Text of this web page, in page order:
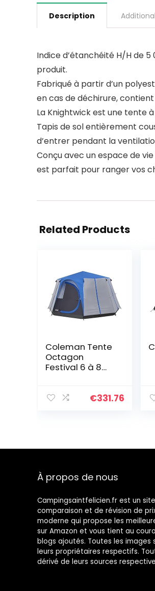
Description
Indice d’étanchéité H/H de
produit.
Fabriqué à partir d’un
en cas de déchirure,
La Knightwick est une tente
Tapis de sol entièrement
d’entrer pendant la
Conçu avec un espace de
est parfait pour ranger vos
Related Products
Coleman Tente
Octagon
Festival 6 à 8
Pleine Hauteur
Tapis de Sol
€331.76
À propos de nous
Campingsaintfelicien.fr est un
comparaison et de révision de
moderne qui propose les
sur Amazon et vous tient au
blogs ajoutés. Toutes les
leurs propriétaires respectifs.
dérivé de leurs sources